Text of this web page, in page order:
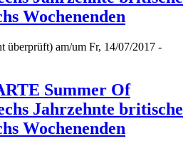
Wochenenden
überprüft) am/um Fr, 14/07/2017 -
Summer Of
Jahrzehnte britische
Wochenenden